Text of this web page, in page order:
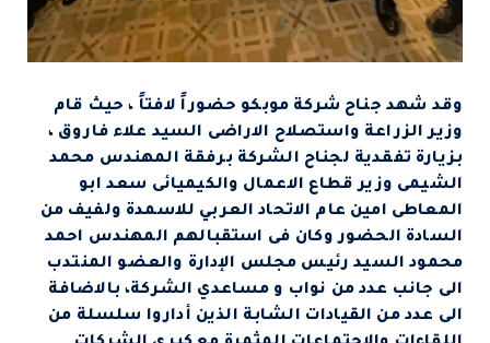
وقد شهد جناح شركة موبكو حضوراً لافتاً ، حيث قام
وزير الزراعة واستصلاح الاراضى السيد علاء فاروق ،
بزيارة تفقدية لجناح الشركة برفقة المهندس محمد
الشيمى وزير قطاع الاعمال والكيميائى سعد ابو
المعاطى امين عام الاتحاد العربي للاسمدة ولفيف من
السادة الحضور وكان فى استقبالهم المهندس احمد
محمود السيد رئيس مجلس الإدارة والعضو المنتدب
الى جانب عدد من نواب و مساعدي الشركة، بالاضافة
الى عدد من القيادات الشابة الذين أداروا سلسلة من